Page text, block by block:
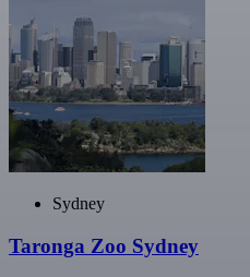
Sydney
Taronga Zoo Sydney